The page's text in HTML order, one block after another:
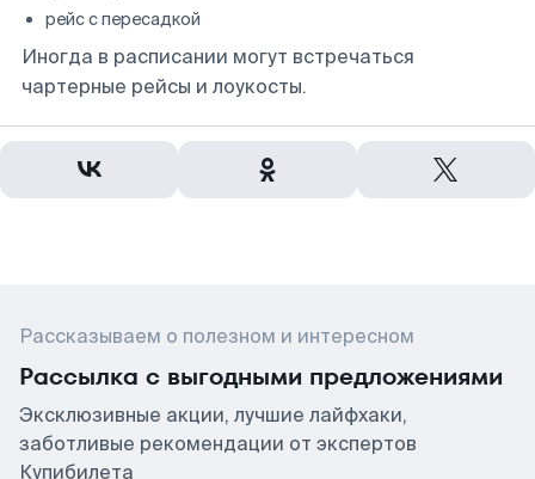
рейс с пересадкой
Иногда в расписании могут встречаться
чартерные рейсы и лоукосты.
Рассказываем о полезном и интересном
Рассылка с выгодными предложениями
Эксклюзивные акции, лучшие лайфхаки,
заботливые рекомендации от экспертов
Купибилета